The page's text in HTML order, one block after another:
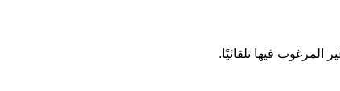
فيها تلقائيًا.